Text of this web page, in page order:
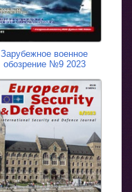
Зарубежное военное
обозрение №9 2023